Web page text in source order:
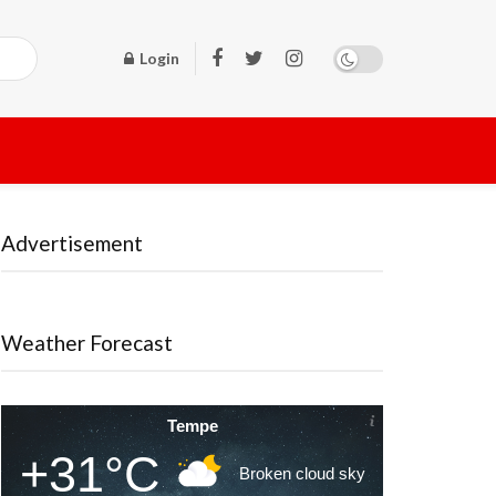
Login
Advertisement
Weather Forecast
Tempe
+31°C Broken cloud sky